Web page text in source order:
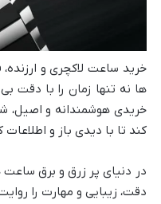
خرید ساعت لاکچری و
ها نه تنها زمان را با دقت
خریدی هوشمندانه و اصیل،
کند تا با دیدی باز و اطلاعات
در دنیای پر زرق و برق
دقت، زیبایی و مهارت را